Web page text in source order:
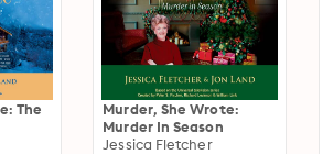
The
Murder, She Wrote:
Murder In Season
Jessica Fletcher